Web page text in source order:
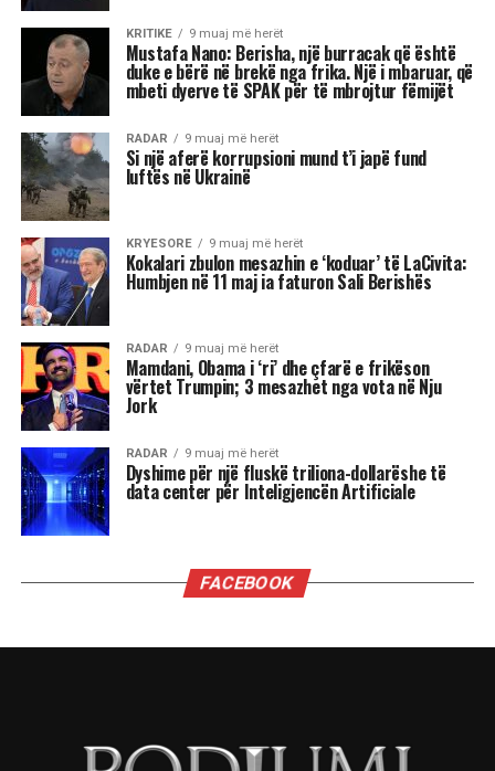
KRITIKE 9 muaj më herët
Mustafa Nano: Berisha, një burracak që është
duke e bërë në brekë nga frika. Një i mbaruar, që
mbeti dyerve të SPAK për të mbrojtur fëmijët
RADAR 9 muaj më herët
Si një aferë korrupsioni mund t’i japë fund
luftës në Ukrainë
KRYESORE 9 muaj më herët
Kokalari zbulon mesazhin e ‘koduar’ të LaCivita:
Humbjen në 11 maj ia faturon Sali Berishës
RADAR 9 muaj më herët
Mamdani, Obama i ‘ri’ dhe çfarë e frikëson
vërtet Trumpin; 3 mesazhet nga vota në Nju
Jork
RADAR 9 muaj më herët
Dyshime për një fluskë triliona-dollarëshe të
data center për Inteligjencën Artificiale
FACEBOOK